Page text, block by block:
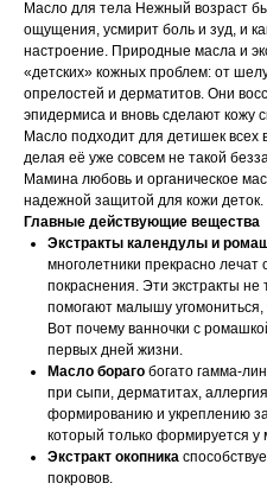
Масло для тела Нежный возраст
ощущения, усмирит боль и зуд, и
настроение. Природные масла и
«детских» кожных проблем: от
опрелостей и дерматитов. Они
эпидермиса и вновь сделают кожу
Масло подходит для детишек всех
делая её уже совсем не такой
Мамина любовь и органическое
надежной защитой для кожи деток.
Главные действующие вещества
Экстракты календулы и
многолетники прекрасно лечат
покраснения. Эти экстракты не
помогают малышу
Вот почему ванночки с
первых дней жизни.
Масло бораго богато гамма-
при сыпи, дерматитах,
формированию и укреплению
который только формируется
Экстракт окопника
покровов.